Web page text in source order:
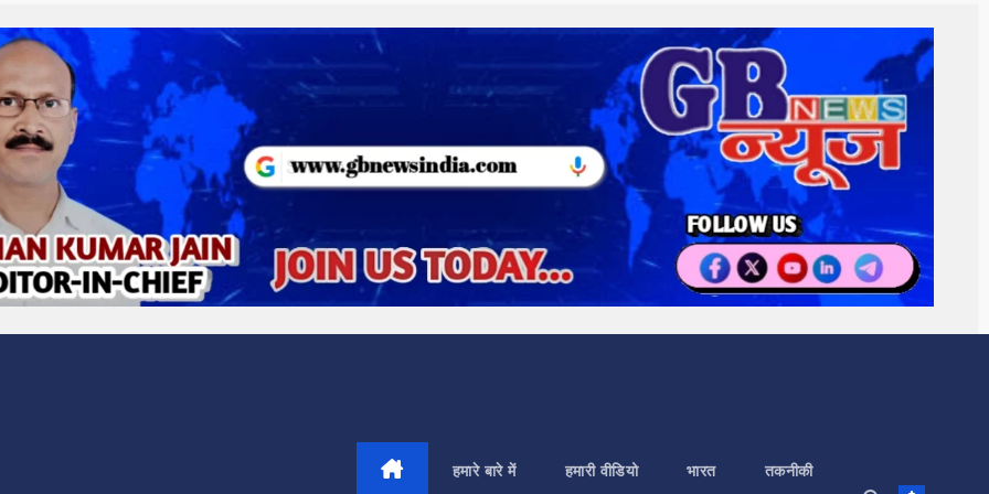
हमारे बारे में हमारी वीडियो भारत तकनीकी